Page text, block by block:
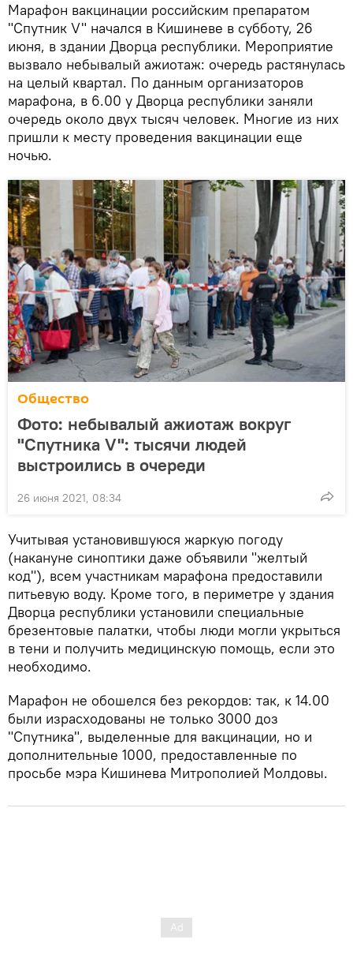
Марафон вакцинации российским препаратом
"Спутник V" начался в Кишиневе в субботу, 26
июня, в здании Дворца республики. Мероприятие
вызвало небывалый ажиотаж: очередь растянулась
на целый квартал. По данным организаторов
марафона, в 6.00 у Дворца республики заняли
очередь около двух тысяч человек. Многие из них
пришли к месту проведения вакцинации еще
ночью.
Общество
Фото: небывалый ажиотаж вокруг
"Спутника V": тысячи людей
выстроились в очереди
26 июня 2021, 08:34
Учитывая установившуюся жаркую погоду
(накануне синоптики даже объявили "желтый
код"), всем участникам марафона предоставили
питьевую воду. Кроме того, в периметре у здания
Дворца республики установили специальные
брезентовые палатки, чтобы люди могли укрыться
в тени и получить медицинскую помощь, если это
необходимо.
Марафон не обошелся без рекордов: так, к 14.00
были израсходованы не только 3000 доз
"Спутника", выделенные для вакцинации, но и
дополнительные 1000, предоставленные по
просьбе мэра Кишинева Митрополией Молдовы.